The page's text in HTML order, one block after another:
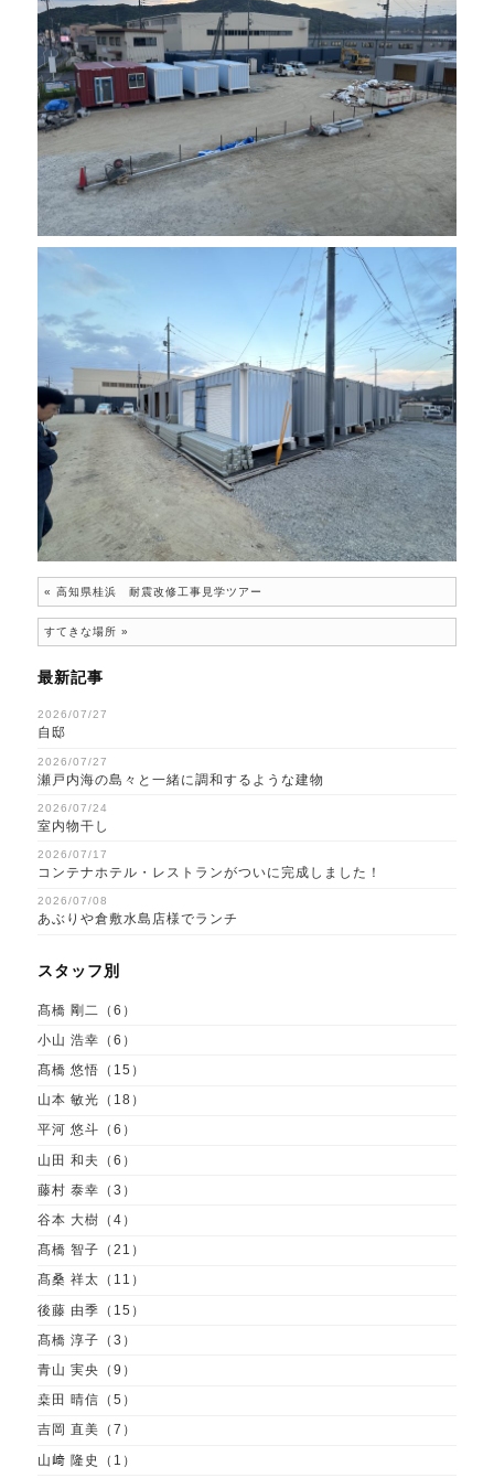
«高知県桂浜 耐震改修工事見学ツアー
すてきな場所 »
最新記事
2026/07/27
自邸
2026/07/27
瀬戸内海の島々と一緒に調和するような建物
2026/07/24
室内物干し
2026/07/17
コンテナホテル・レストランがついに完成しました！
2026/07/08
あぶりや倉敷水島店様でランチ
スタッフ別
髙橋 剛二（6）
小山 浩幸（6）
髙橋 悠悟（15）
山本 敏光（18）
平河 悠斗（6）
山田 和夫（6）
藤村 泰幸（3）
谷本 大樹（4）
髙橋 智子（21）
髙桑 祥太（11）
後藤 由季（15）
髙橋 淳子（3）
青山 実央（9）
桒田 晴信（5）
吉岡 直美（7）
山﨑 隆史（1）